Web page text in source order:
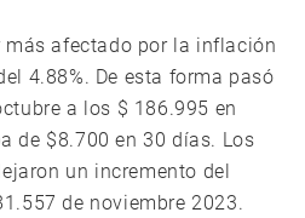
más afectado por la inflación
4.88%. De esta forma pasó
a los $ 186.995 en
de $8.700 en 30 días. Los
un incremento del
de noviembre 2023.